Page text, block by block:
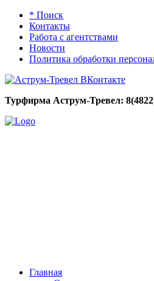
* Поиск
Контакты
Работа с агентствами
Новости
Политика обработки
Турфирма Аструм-Тревел:
Главная